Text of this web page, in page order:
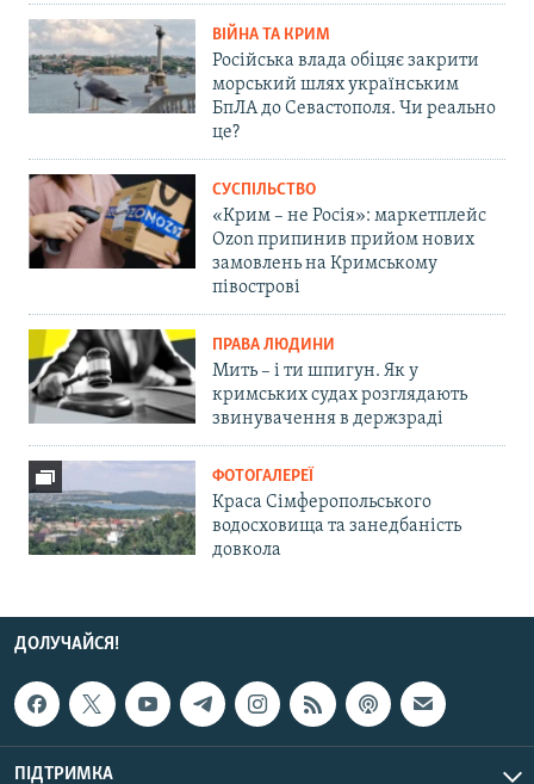
ВІЙНА ТА КРИМ
Російська влада обіцяє закрити
морський шлях українським
БпЛА до Севастополя. Чи реально
це?
СУСПІЛЬСТВО
«Крим – не Росія»: маркетплейс
Ozon припинив прийом нових
замовлень на Кримському
півострові
ПРАВА ЛЮДИНИ
Мить – і ти шпигун. Як у
кримських судах розглядають
звинувачення в держзраді
ФОТОГАЛЕРЕЇ
Краса Сімферопольського
водосховища та занедбаність
довкола
ДОЛУЧАЙСЯ!
ПІДТРИМКА